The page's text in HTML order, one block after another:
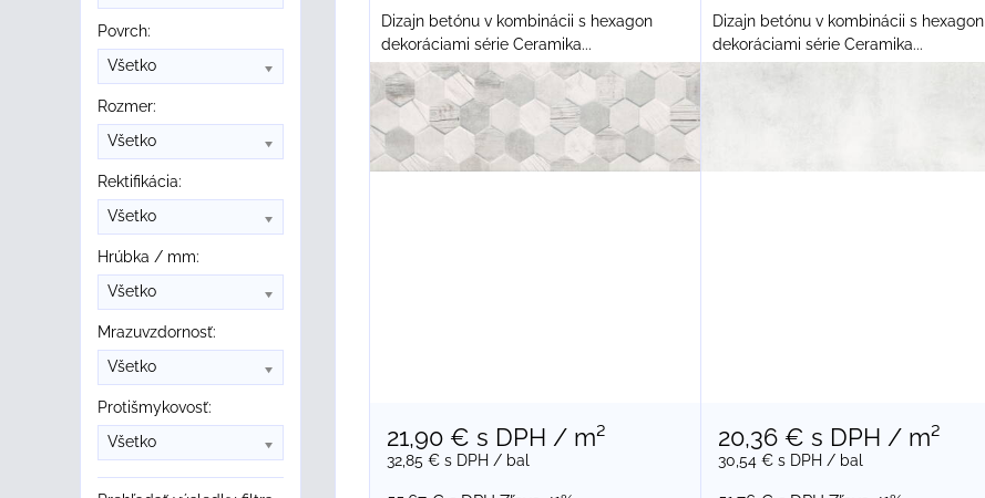
Dizajn betónu v kombinácii s hexagon
dekoráciami série Ceramika...
21,90 € s DPH / m²
32,85 € s DPH / bal
Dizajn betónu v kombinácii s hexagon
dekoráciami série Ceramika...
20,36 € s DPH / m²
30,54 € s DPH / bal
Povrch:
Všetko
Rozmer:
Všetko
Rektifikácia:
Všetko
Hrúbka / mm:
Všetko
Mrazuvzdornosť:
Všetko
Protišmykovosť:
Všetko